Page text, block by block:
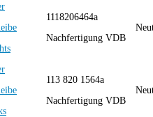
1118206464a
Nachfertigung VDB
113 820 1564a
Nachfertigung VDB